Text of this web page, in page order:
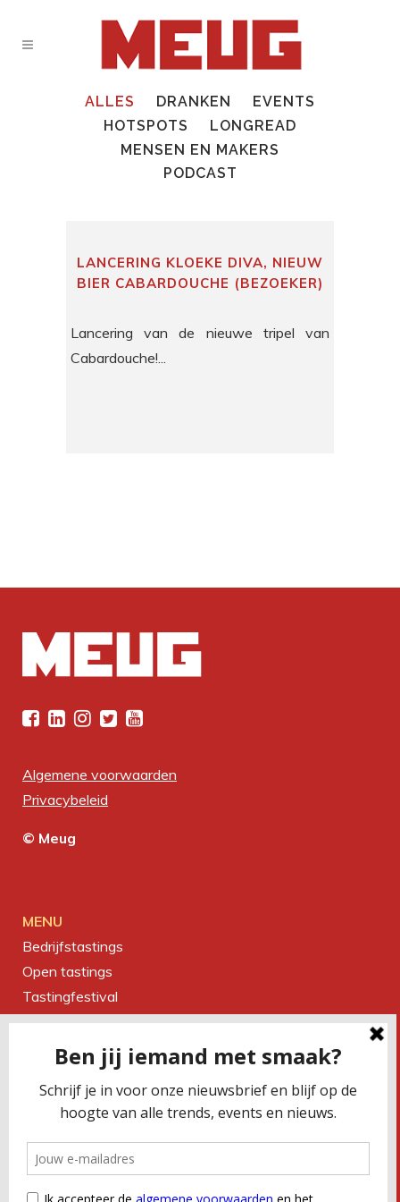
ALLES DRANKEN
EVENTS
HOTSPOTS
LONGREAD
MENSEN EN MAKERS
PODCAST
LANCERING KLOEKE DIVA, NIEUW
BIER CABARDOUCHE (BEZOEKER)
Lancering van de nieuwe tripel van
Cabardouche!...
Algemene voorwaarden
Privacybeleid
© Meug
MENU
Bedrijfstastings
Open tastings
Tastingfestival
Magazine
Over ons
CONTACTEER ONS
Smaakbureau Meug